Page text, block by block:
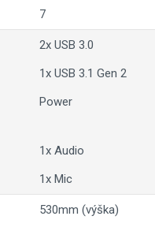
7
2x USB 3.0
1x USB 3.1 Gen 2
Power
1x Audio
1x Mic
530mm (výška)